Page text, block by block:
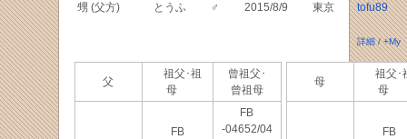
甥 (父方) とうふ ♂ 2015/8/9 東京 tofu89
詳細/+My
父
祖父･祖
母
曾祖父･
曾祖母
FB
FB
-04652/04
母
祖父･
母
FB